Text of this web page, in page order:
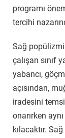
programı
tercihi
Sağ
çalışan sınıf
yabancı,
açısından,
iradesini
onarırken
kılacaktır.